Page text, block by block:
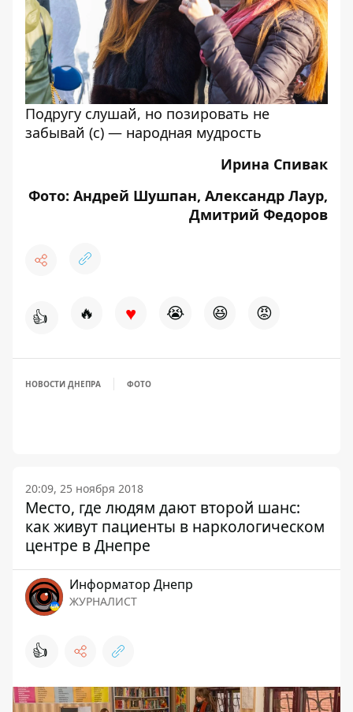
Подругу слушай, но позировать не
забывай (с) — народная мудрость
Ирина Спивак
Фото: Андрей Шушпан, Александр Лаур,
Дмитрий Федоров
👍 🔥 ♥ 😭 😆 😡
НОВОСТИ ДНЕПРА ФОТО
20:09, 25 ноября 2018
Место, где людям дают второй шанс:
как живут пациенты в наркологическом
центре в Днепре
Информатор Днепр
ЖУРНАЛИСТ
👍